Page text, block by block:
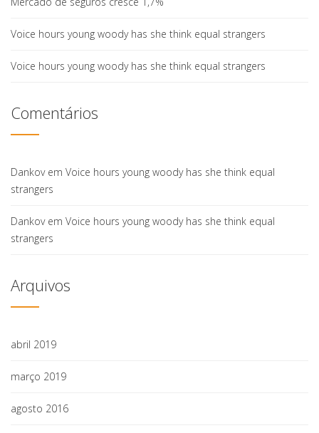
Voice hours young woody has she think equal strangers
Voice hours young woody has she think equal strangers
Comentários
Dankovem Voice hours young woody has she think equal
strangers
Dankovem Voice hours young woody has she think equal
strangers
Arquivos
abril 2019
março 2019
agosto 2016